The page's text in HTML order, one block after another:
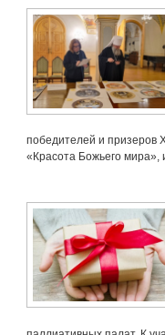
победителей и призеров
«Красота Божьего мира»,